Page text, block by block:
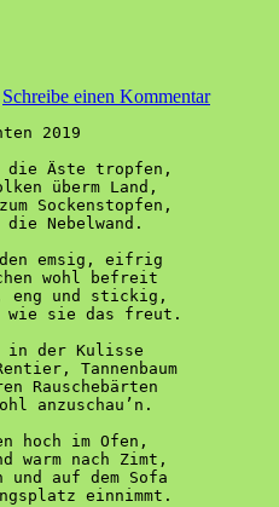
Schreibe einen Kommentar
2019
die Äste tropfen,
überm Land,
Sockenstopfen,
die Nebelwand.
emsig, eifrig
wohl befreit
eng und stickig,
wie sie das freut.
in der Kulisse
Tannenbaum
Rauschebärten
anzuschau’n.
hoch im Ofen,
warm nach Zimt,
und auf dem Sofa
einnimmt.